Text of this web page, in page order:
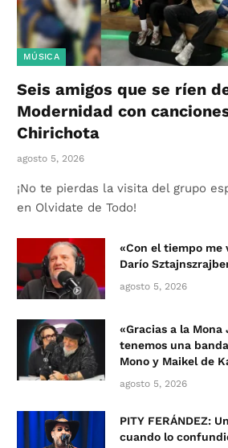
MÚSICA
Seis amigos que se ríen
Modernidad con
Chirichota
agosto 5, 2026
¡No te pierdas la visita del grupo
en Olvidate de Todo!
«Con el tiempo me
Darío
agosto 5, 2026
«Gracias a la Mona
tenemos una
Mono y Maikel de
agosto 5, 2026
PITY FERÁNDEZ:
cuando lo